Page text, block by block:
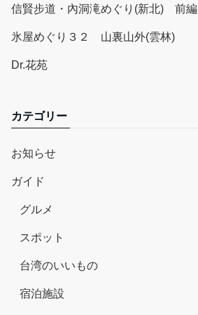
信賢步道・內洞滝めぐり(新北) 前編
氷屋めぐり３２ 山裏山外(雲林)
Dr.花苑
カテゴリー
お知らせ
ガイド
グルメ
スポット
台湾のいいもの
宿泊施設